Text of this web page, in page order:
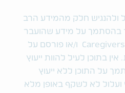
ולהנגיש חלק מהמידע הרב
בהסתמך על מידע שהועבר
לידינו על ידי ארגון Caregivers Israel ו/או פורסם על
אין בתוכן לעיל להוות ייעוץ
על התוכן ללא ייעוץ
לא לשקף באופן מלא